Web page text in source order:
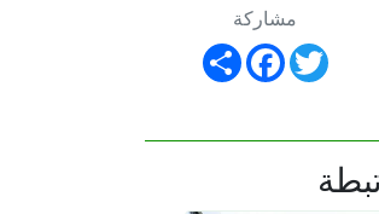
مشاركة
Share
FacebookTwitter